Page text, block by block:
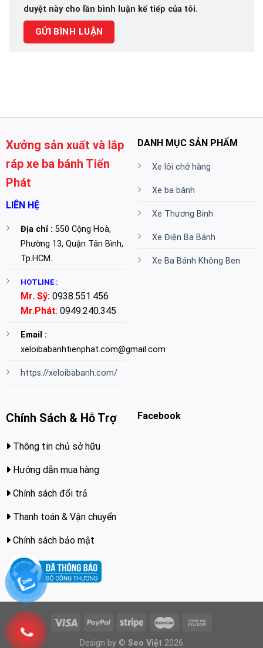
duyệt này cho lần bình luận kế tiếp của tôi.
Xưởng sản xuất và lắp
ráp xe ba bánh Tiến
Phát
LIÊN HỆ
Địa chỉ : 550 Cộng Hoà,
Phường 13, Quận Tân Bình,
Tp.HCM.
HOTLINE :
Mr. Sỹ:0938.551.456
Mr.Phát: 0949.240.345
Email :
xeloibabanhtienphat.com@gmail.com
https://xeloibabanh.com/
DANH MỤC SẢN PHẨM
Xe lôi chở hàng
Xe ba bánh
Xe Thương Binh
Xe Điện Ba Bánh
Xe Ba Bánh Không Ben
Chính Sách & Hỗ Trợ
Thông tin chủ sở hữu
Hướng dẫn mua hàng
Chính sách đổi trả
Thanh toán & Vận chuyển
Chính sách bảo mật
Facebook
Design by © Seo Việt 2026